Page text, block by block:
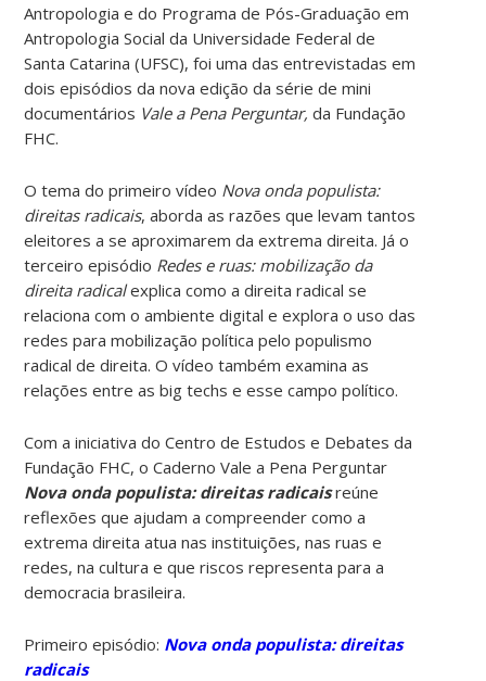
Antropologia e do Programa de Pós-Graduação em
Antropologia Social da Universidade Federal de
Santa Catarina (UFSC), foi uma das entrevistadas em
dois episódios danova edição da série de mini
documentários Vale a Pena Perguntar,da Fundação
FHC.
O tema do primeiro vídeo Nova onda populista:
direitas radicais,aborda asrazões que levam tantos
eleitores a se aproximarem da extrema direita. Já o
terceiro episódio Redes e ruas: mobilização da
direita radicalexplica como a direita radical se
relaciona com o ambiente digital e explora o uso das
redes para mobilização política pelo populismo
radical de direita. O vídeo também examina as
relações entre as big techs e esse campo político.
Com a iniciativa do Centro de Estudos e Debates da
Fundação FHC, o Caderno Vale a Pena Perguntar
Nova onda populista: direitas radicaisreúne
reflexões que ajudam a compreender como a
extrema direita atua nas instituições, nas ruas e
redes, na cultura e que riscos representa para a
democracia brasileira.
Primeiro episódio: Nova onda populista: direitas
radicais